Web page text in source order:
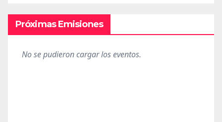
Próximas Emisiones